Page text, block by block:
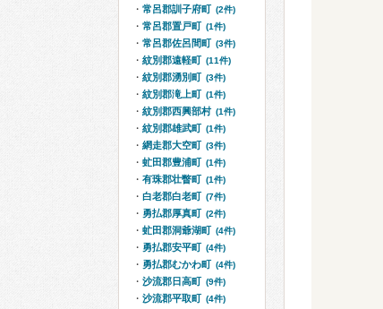
常呂郡訓子府町 (2件)
常呂郡置戸町 (1件)
常呂郡佐呂間町 (3件)
紋別郡遠軽町 (11件)
紋別郡湧別町 (3件)
紋別郡滝上町 (1件)
紋別郡西興部村 (1件)
紋別郡雄武町 (1件)
網走郡大空町 (3件)
虻田郡豊浦町 (1件)
有珠郡壮瞥町 (1件)
白老郡白老町 (7件)
勇払郡厚真町 (2件)
虻田郡洞爺湖町 (4件)
勇払郡安平町 (4件)
勇払郡むかわ町 (4件)
沙流郡日高町 (9件)
沙流郡平取町 (4件)